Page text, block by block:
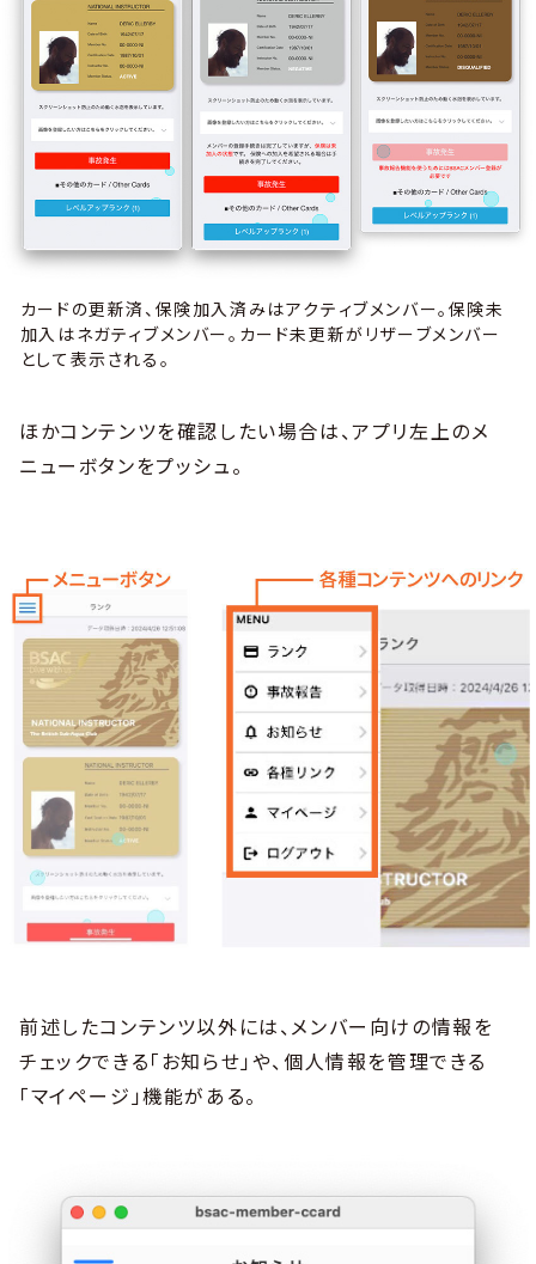
カードの更新済、保険加入済みはアクティブメンバー。保険未
加入はネガティブメンバー。カード未更新がリザーブメンバー
として表示される。
ほかコンテンツを確認したい場合は、アプリ左上のメ
ニューボタンをプッシュ。
前述したコンテンツ以外には、メンバー向けの情報を
チェックできる「お知らせ」や、個人情報を管理できる
「マイページ」機能がある。